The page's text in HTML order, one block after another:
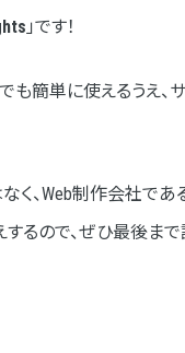
」です！
も簡単に使えるうえ
、Web制作会社で
るので、ぜひ最後まで